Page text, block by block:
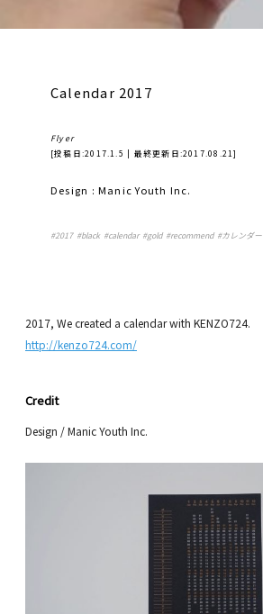
Calendar 2017
Flyer
[投稿日:2017.1.5 | 最終更新日:2017.08.21]
Design : Manic Youth Inc.
#2017#black#calendar#gold#recommend#カレンダー
2017, We created a calendar with KENZO724.
http://kenzo724.com/
Credit
Design / Manic Youth Inc.